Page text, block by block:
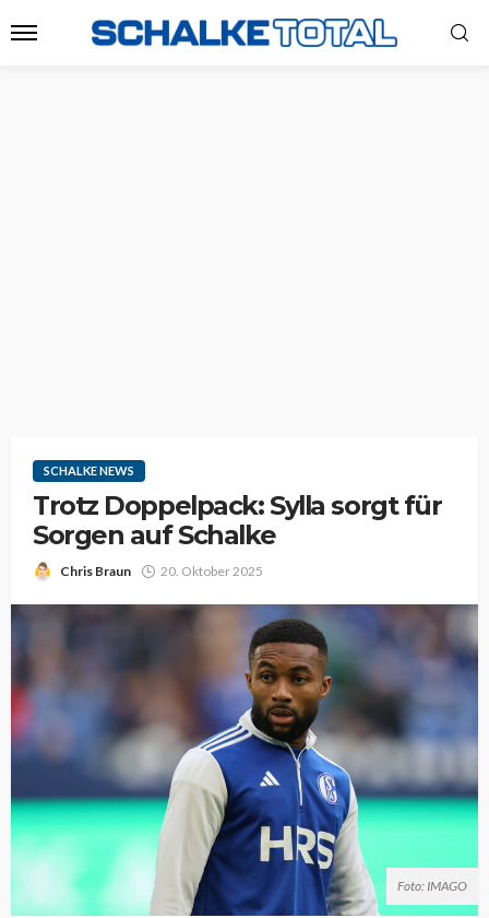
SCHALKE NEWS
Trotz Doppelpack: Sylla sorgt für
Sorgen auf Schalke
Chris Braun 20. Oktober 2025
Foto: IMAGO